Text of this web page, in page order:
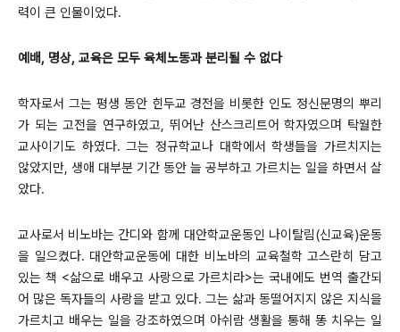
력이 큰 인물이었다.
예배, 명상, 교육은 모두 육체노동과 분리될 수 없다
학자로서 그는 평생 동안 힌두교 경전을 비롯한 인도 정신문명의 뿌리
가 되는 고전을 연구하였고, 뛰어난 산스크리트어 학자였으며 탁월한
교사이기도 하였다. 그는 정규학교나 대학에서 학생들을 가르치지는
않았지만, 생애 대부분 기간 동안 늘 공부하고 가르치는 일을 하면서 살
았다.
교사로서 비노바는 간디와 함께 대안학교운동인 나이탈림(신교육)운동
을 일으켰다. 대안학교운동에 대한 비노바의 교육철학 고스란히 담고
있는 책 <삶으로 배우고 사랑으로 가르치라>는 국내에도 번역 출간되
어 많은 독자들의 사랑을 받고 있다. 그는 삶과 동떨어지지 않은 지식을
가르치고 배우는 일을 강조하였으며 아쉬람 생활을 통해 똥 치우는 일